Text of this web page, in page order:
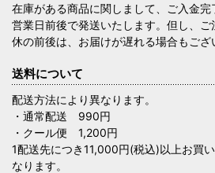
在庫がある商品に関しまして、ご入金
営業日前後で発送いたします。但し、
休の前後は、お届けが遅れる場合もござ
送料について
配送方法により異なります。
・通常配送 990円
・クール便 1,200円
1配送先につき11,000円(税込)以上お買
なります。